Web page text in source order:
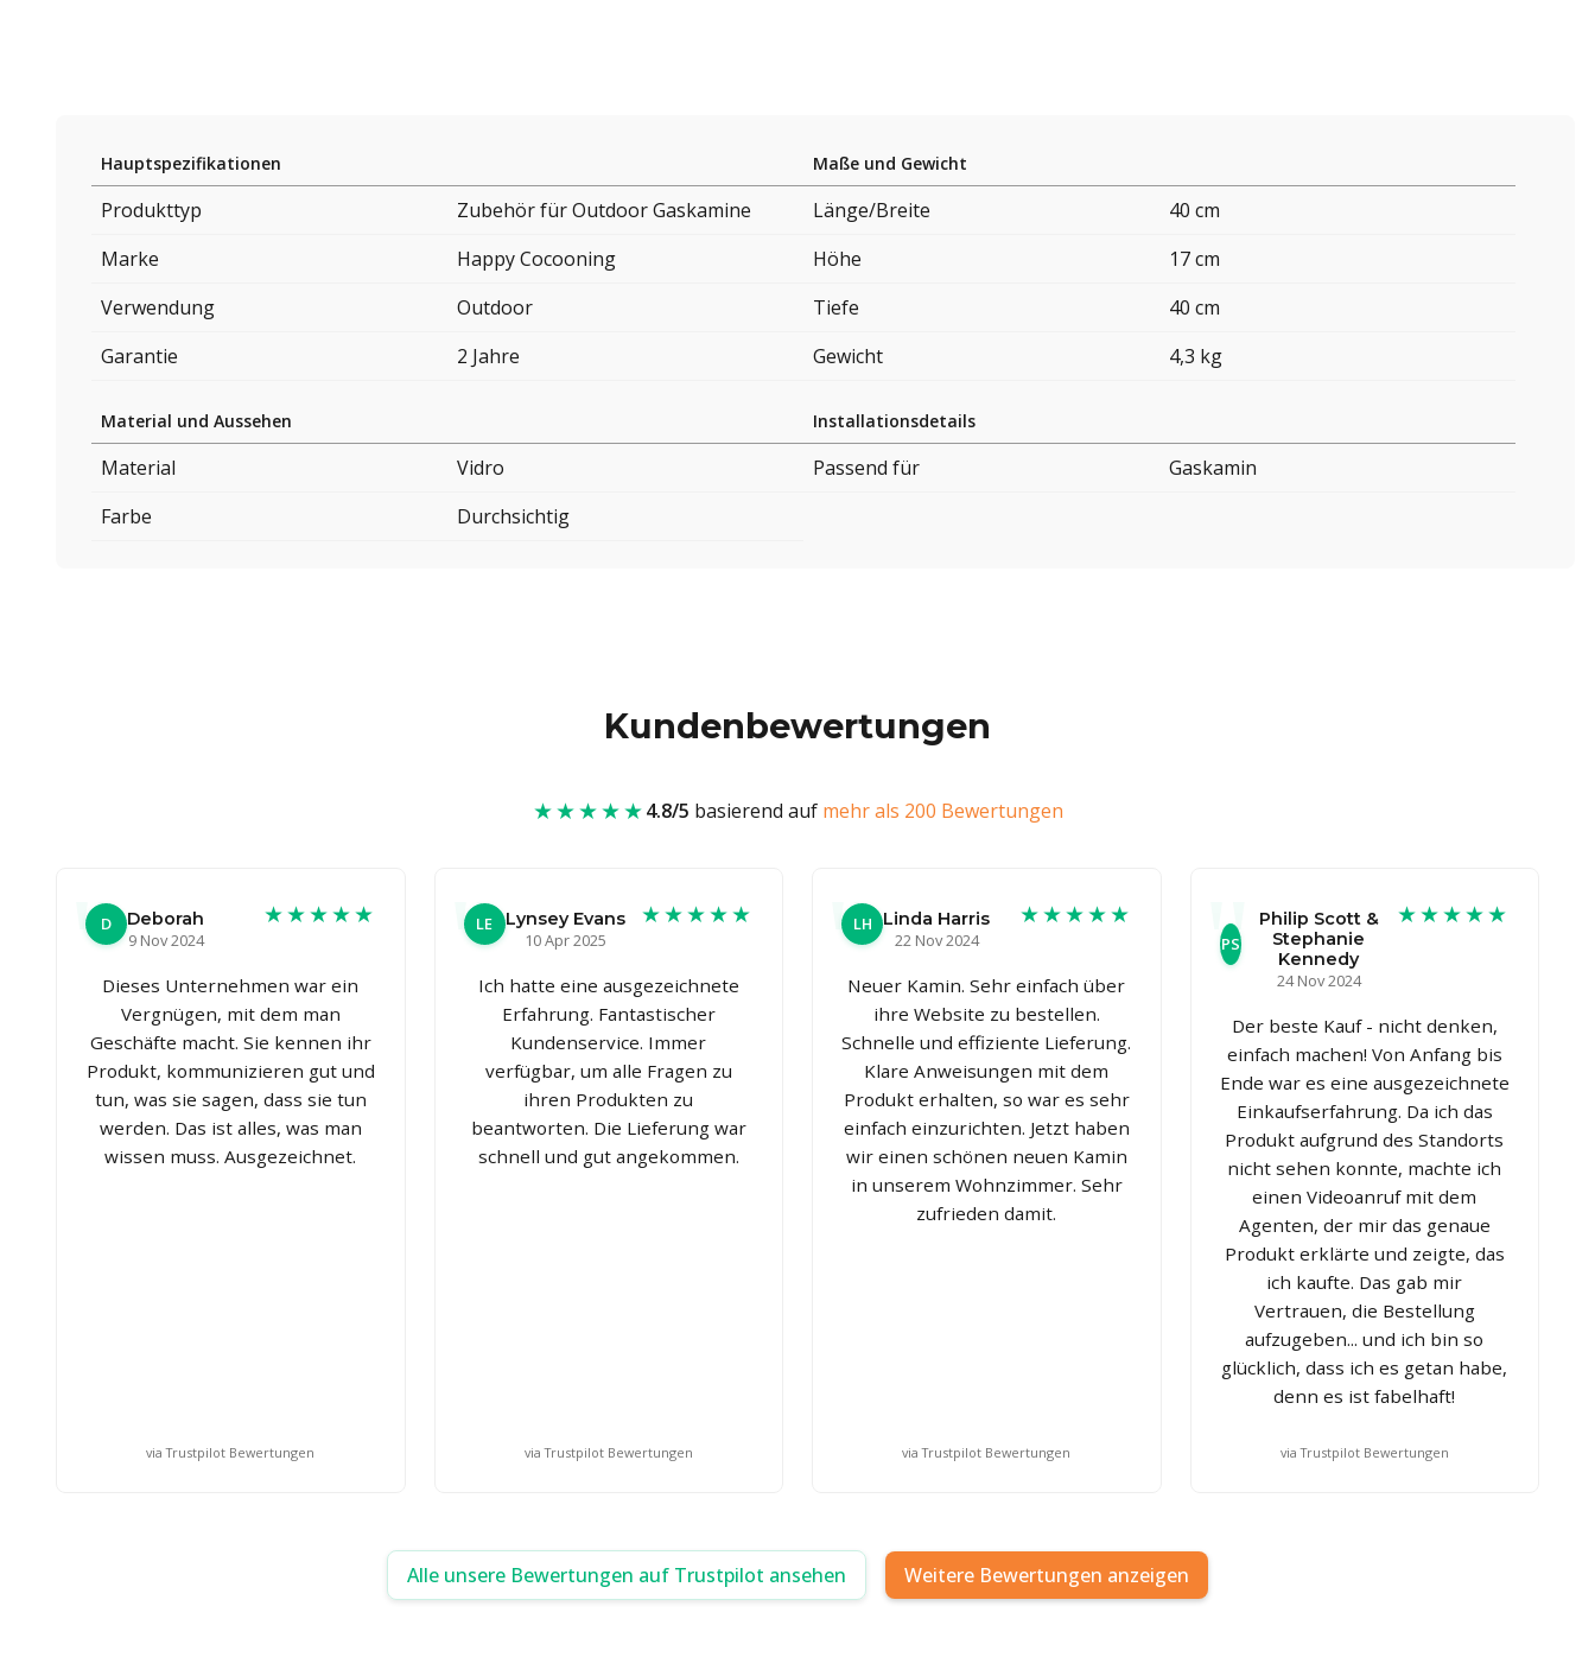
Hauptspezifikationen
Produkttyp
Zubehör für Outdoor Gaskamine
Marke
Happy Cocooning
Verwendung
Outdoor
Garantie
2 Jahre
Maße und Gewicht
Länge/Breite
40 cm
Höhe
17 cm
Tiefe
40 cm
Gewicht
4,3 kg
Material und Aussehen
Material
Vidro
Farbe
Durchsichtig
Installationsdetails
Passend für Gaskamin
Kundenbewertungen
★★★★★4.8/5 basierend auf mehr als 200 Bewertungen
D
Deborah
9 Nov 2024
★★★★★
Dieses Unternehmen war ein
Vergnügen, mit dem man
Geschäfte macht. Sie kennen ihr
Produkt, kommunizieren gut und
tun, was sie sagen, dass sie tun
werden. Das ist alles, was man
wissen muss. Ausgezeichnet.
via Trustpilot Bewertungen
LE Lynsey Evans
10 Apr 2025
★★★★★
Ich hatte eine ausgezeichnete
Erfahrung. Fantastischer
Kundenservice. Immer
verfügbar, um alle Fragen zu
ihren Produkten zu
beantworten. Die Lieferung war
schnell und gut angekommen.
via Trustpilot Bewertungen
LH
Linda Harris
22 Nov 2024
★★★★★
Neuer Kamin. Sehr einfach über
ihre Website zu bestellen.
Schnelle und effiziente Lieferung.
Klare Anweisungen mit dem
Produkt erhalten, so war es sehr
einfach einzurichten. Jetzt haben
wir einen schönen neuen Kamin
in unserem Wohnzimmer. Sehr
zufrieden damit.
via Trustpilot Bewertungen
PS
Philip Scott &
Stephanie
Kennedy
24 Nov 2024
★★★★★
Der beste Kauf - nicht denken,
einfach machen! Von Anfang bis
Ende war es eine ausgezeichnete
Einkaufserfahrung. Da ich das
Produkt aufgrund des Standorts
nicht sehen konnte, machte ich
einen Videoanruf mit dem
Agenten, der mir das genaue
Produkt erklärte und zeigte, das
ich kaufte. Das gab mir
Vertrauen, die Bestellung
aufzugeben... und ich bin so
glücklich, dass ich es getan habe,
denn es ist fabelhaft!
via Trustpilot Bewertungen
Alle unsere Bewertungen auf Trustpilot ansehen Weitere Bewertungen anzeigen